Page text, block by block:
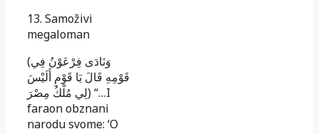
13. Samoživi
megaloman
(وَنَادَى فِرْعَوْنُ فِي
قَوْمِهِ قَالَ يَا قَوْمِ أَلَيْسَ
لِي مُلْكُ مِصْرَ) “…I
faraon ob­znani
narodu svome: ‘O